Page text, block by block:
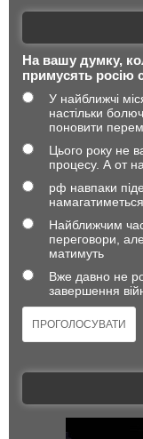
На вашу думку,
примусять росію
У найближчі
настільки
поновити
Цього року не
процесу. А от
рф навпаки
Найближчим
переговори,
матимуть
Вже давно не
завершення